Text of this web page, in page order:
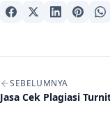
Navigasi artikel
SEBELUMNYA
Jasa Cek Plagiasi